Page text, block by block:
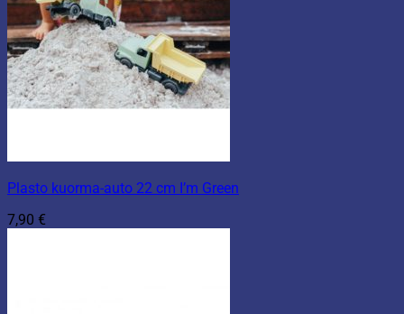
Plasto kuorma-auto 22 cm I’m Green
7,90 €